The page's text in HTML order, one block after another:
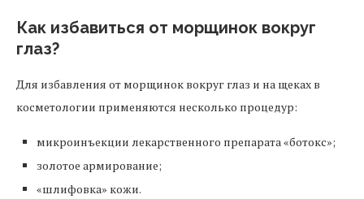
Как избавиться от морщинок вокруг
глаз?
Для избавления от морщинок вокруг глаз и на щеках в
косметологии применяются несколько процедур:
микроинъекции лекарственного препарата «ботокс»;
золотое армирование;
«шлифовка» кожи.